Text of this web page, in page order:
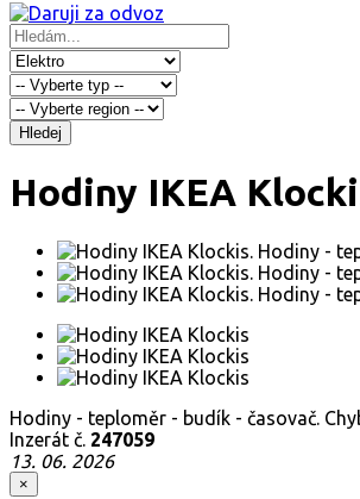
Hledej
Hodiny IKEA
Hodiny - teploměr - budík - časovač.
Inzerát č. 247059
13. 06. 2026
×